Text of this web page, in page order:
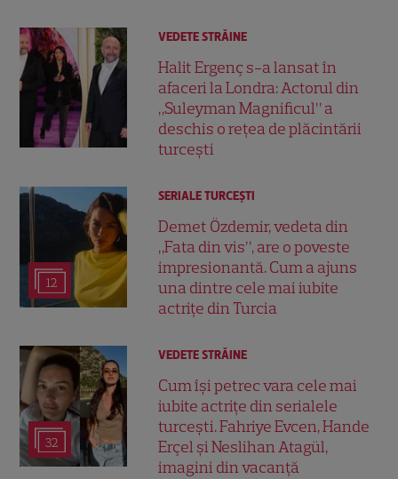
VEDETE STRĂINE
Halit Ergenç s-a lansat în
afaceri la Londra: Actorul din
„Suleyman Magnificul” a
deschis o rețea de plăcintării
turcești
12
SERIALE TURCEŞTI
Demet Özdemir, vedeta din
„Fata din vis”, are o poveste
impresionantă. Cum a ajuns
una dintre cele mai iubite
actrițe din Turcia
32
VEDETE STRĂINE
Cum își petrec vara cele mai
iubite actrițe din serialele
turcești. Fahriye Evcen, Hande
Erçel și Neslihan Atagül,
imagini din vacanță